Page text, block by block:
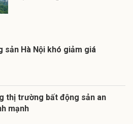
sản Hà Nội khó giảm giá
thị trường bất động sản an
mạnh